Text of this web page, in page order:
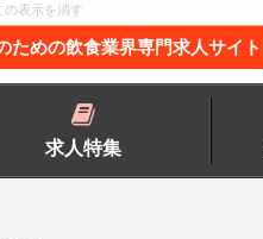
の表示を消す
ための飲食業界専門求人サイト
求人特集